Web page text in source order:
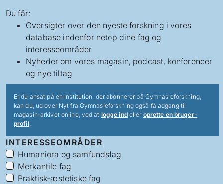
Du får:
Oversigter over den nyeste forskning i vores
database indenfor netop dine fag og
interesseområder
Nyheder om vores magasin, podcast, konferencer
og nye tiltag
Er du ansat på en institution, der abonnerer på Gymnasieforskning,
kan du, ud over Nyt fra Gymnasieforskning også få adgang til
magasin-arkivet online, ved at logge indeller oprette en bruger-
profil.
INTERESSEOMRÅDER
Humaniora og samfundsfag
Merkantile fag
Praktisk-æstetiske fag